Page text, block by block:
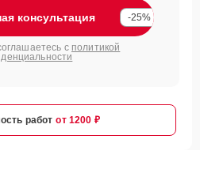
консультация -25%
с политикой
работ от 1200 ₽